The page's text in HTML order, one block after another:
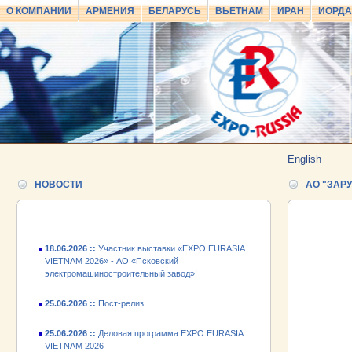
О КОМПАНИИ АРМЕНИЯ БЕЛАРУСЬ ВЬЕТНАМ ИРАН
English
НОВОСТИ
25.06.2026 ::Пост-релиз
25.06.2026 ::Деловая программа EXPO EURASIA
промышленной выставки «EXPO EURASIA
VIETNAM 2026»
VIETNAM 2026» - АО «Псковский
электромашиностроительный завод»!
VIETNAM 2026
АО